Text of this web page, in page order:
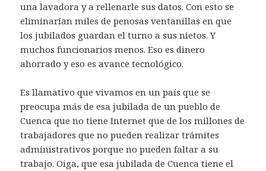
una lavadora y a rellenarle sus datos. Con esto se
eliminarían miles de penosas ventanillas en que
los jubilados guardan el turno a sus nietos. Y
muchos funcionarios menos. Eso es dinero
ahorrado y eso es avance tecnológico.
Es llamativo que vivamos en un país que se
preocupa más de esa jubilada de un pueblo de
Cuenca que no tiene Internet que de los millones de
trabajadores que no pueden realizar trámites
administrativos porque no pueden faltar a su
trabajo. Oiga, que esa jubilada de Cuenca tiene el